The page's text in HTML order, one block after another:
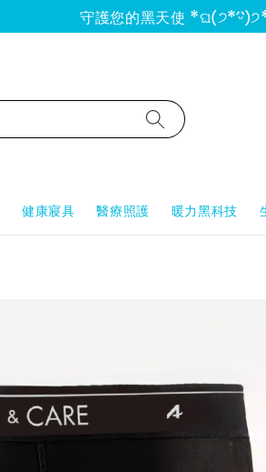
守護您的黑天使
健康寢具 醫療照護 暖力黑科技